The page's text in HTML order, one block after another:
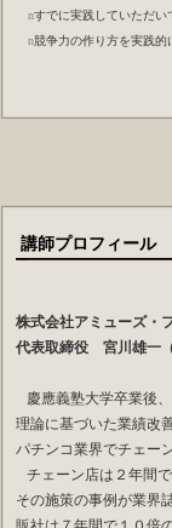
nすでに実践していただい
n競争力の作り方を実践的
講師
株式会社アミューズ・
代表取締役 宮川雄一
慶應義塾大学卒業後
理論に基づいた業績改
パチンコ業界でチェー
チェーン店は２年間
その施策の事例が業界